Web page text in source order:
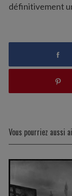
définitivement
Vous pourriez aussi